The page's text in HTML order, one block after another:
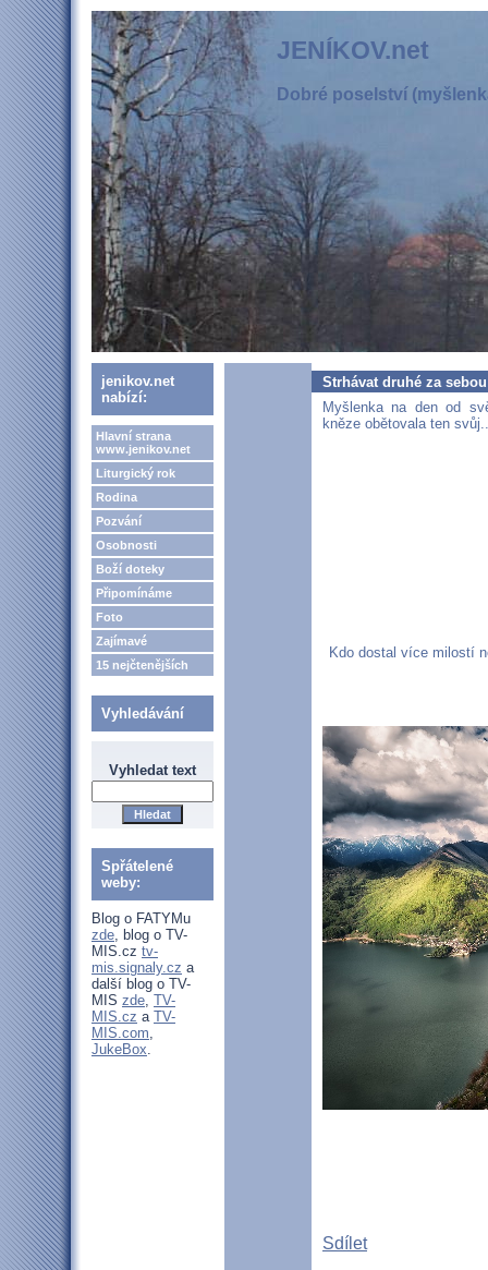
JENÍKOV.net
Dobré poselství
jenikov.net
nabízí:
Hlavní strana
www.jenikov.net
Liturgický rok
Rodina
Pozvání
Osobnosti
Boží doteky
Připomínáme
Foto
Zajímavé
15 nejčtenějších
Vyhledávání
Vyhledat text
Spřátelené
weby:
Blog o FATYMu
zde, blog o TV-
MIS.cz tv-
mis.signaly.cz a
další blog o TV-
MIS zde, TV-
MIS.cz a TV-
MIS.com,
JukeBox.
Strhávat druhé za sebou
Myšlenka na den od
kněze obětovala ten
Kdo dostal více milostí
Sdílet